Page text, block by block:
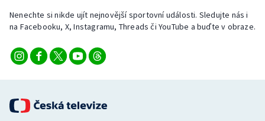
Veslování
Vodní slalom
Ostatní
Nenechte si nikde ujít nejnovější sportovní události. Sledujte nás i
na Facebooku, X, Instagramu, Threads či YouTube a buďte v obraze.